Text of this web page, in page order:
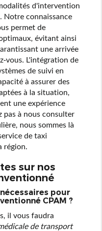
d'intervention
Notre connaissance
permet de
évitant ainsi
une arrivée
vous. L'intégration de
de suivi en
à assurer des
à la situation,
une expérience
pas à nous consulter
nous sommes là
de taxi
région.
sur nos
pour
CPAM ?
il vous faudra
de transport